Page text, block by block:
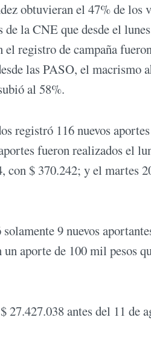
obtuvieran el 47% de los
la CNE que desde el
registro de campaña
las PASO, el macrismo
al 58%.
registró 116 nuevos
fueron realizados el
con $ 370.242; y el martes
9 nuevos
aporte de 100 mil pesos
antes del 11 de